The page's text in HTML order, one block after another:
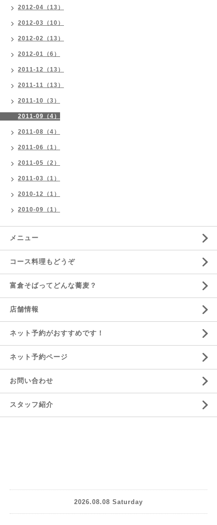
2012-04（13）
2012-03（10）
2012-02（13）
2012-01（6）
2011-12（13）
2011-11（13）
2011-10（3）
2011-09（4）
2011-08（4）
2011-06（1）
2011-05（2）
2011-03（1）
2010-12（1）
2010-09（1）
メニュー
コース料理もどうぞ
富倉そばってどんな蕎麦？
店舗情報
ネット予約がおすすめです！
ネット予約ページ
お問い合わせ
スタッフ紹介
2026.08.08 Saturday